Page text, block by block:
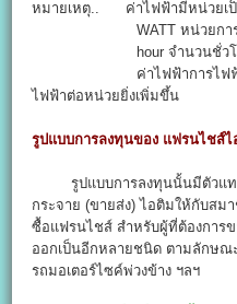
หมายเหตุ.. ค่าไฟฟ้ามีหน่วยเป็
WATT หน่วยการใช้พ
hour จำนวนชั่วโมงที่
ค่าไฟฟ้าการไฟฟ้า แปร
ไฟฟ้าต่อหน่วยยิ่งเพิ่มขึ้น
รูปแบบการลงทุนของ แฟรนไชส์
รูปแบบการลงทุนนั้นมีตัวแทน
กระจาย (ขายส่ง) ไอติมให้กับส
ซื้อแฟรนไชส์ สำหรับผู้ที่ต้องการ
ออกเป็นอีกหลายชนิด ตามลักษณ
รถมอเตอร์ไซค์พ่วงข้าง ฯลฯ